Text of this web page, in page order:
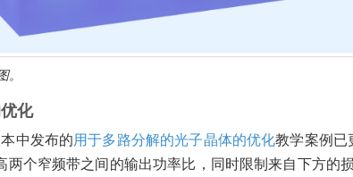
化
中发布的用于多路分解的光子晶体的优化教学案例已
两个窄频带之间的输出功率比，同时限制来自下方的